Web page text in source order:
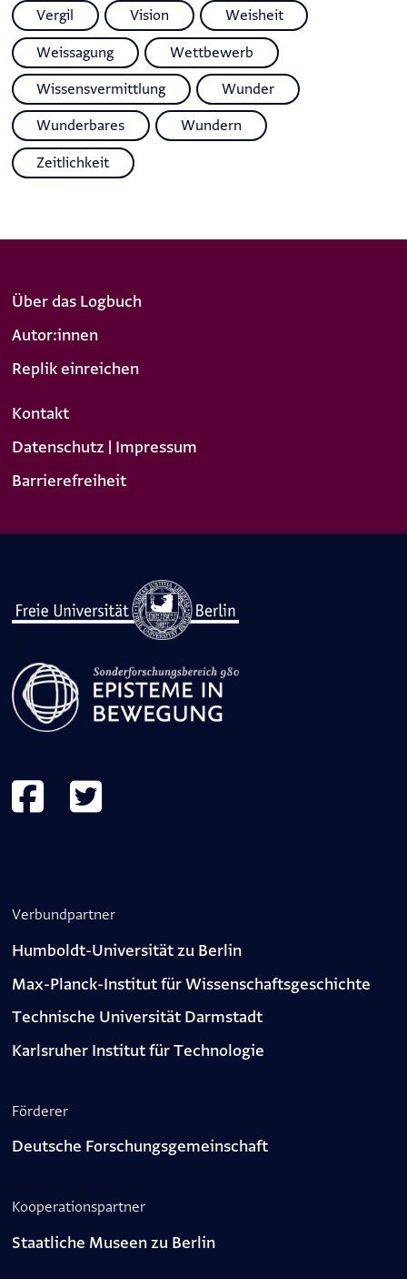
Vergil Vision Weisheit
Weissagung Wettbewerb
Wissensvermittlung Wunder
Wunderbares Wundern
Zeitlichkeit
Über das Logbuch
Autor:innen
Replik einreichen
Kontakt
Datenschutz | Impressum
Barrierefreiheit
Verbundpartner
Humboldt-Universität zu Berlin
Max-Planck-Institut für Wissenschaftsgeschichte
Technische Universität Darmstadt
Karlsruher Institut für Technologie
Förderer
Deutsche Forschungsgemeinschaft
Kooperations­partner
Staatliche Museen zu Berlin